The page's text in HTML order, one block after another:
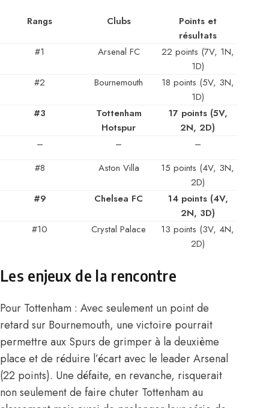
Rangs Clubs
Points et
résultats
#1
Arsenal FC
22 points (7V, 1N,
1D)
#2
Bournemouth
18 points (5V, 3N,
1D)
#3
Tottenham
Hotspur
17 points (5V,
2N, 2D)
–
–
–
#8
Aston Villa
15 points (4V, 3N,
2D)
#9
Chelsea FC
14 points (4V,
2N, 3D)
#10
Crystal Palace
13 points (3V, 4N,
2D)
Les enjeux de la rencontre
Pour Tottenham : Avec seulement un point de
retard sur Bournemouth, une victoire pourrait
permettre aux Spurs de grimper à la deuxième
place et de réduire l’écart avec le leader Arsenal
(22 points). Une défaite, en revanche, risquerait
non seulement de faire chuter Tottenham au